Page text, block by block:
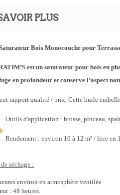
PLUS
Bois Monocouche pour
est un saturateur pour bois en
en profondeur et conserve l’aspect
rapport qualité / prix. Cette huile
Outils d'application : brosse, pinceau,
Rendement : environ 10 à 12 m² / litre en
séchage :
environ en atmosphère ventilée
: 48 heures.